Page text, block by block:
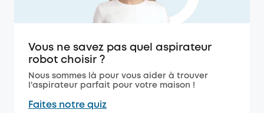
Vous ne savez pas quel aspirateur
robot choisir ?
Nous sommes là pour vous aider à trouver
l'aspirateur parfait pour votre maison !
Faites notre quiz